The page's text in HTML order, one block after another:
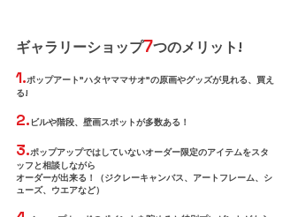
ギャラリーショップ7つのメリット!
1.ポップアート"ハタヤママサオ"の原画やグッズが見れる、買え
る!
2. ビルや階段、壁画スポットが多数ある！
3.ポップアップではしていないオーダー限定のアイテムをスタ
ッフと相談しながら
オーダーが出来る！（ジクレーキャンバス、アートフレーム、シ
ューズ、ウエアなど）